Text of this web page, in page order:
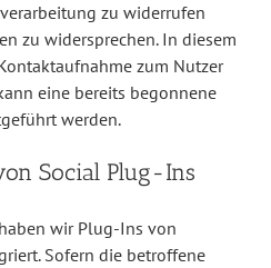
zu widerrufen
zu widersprechen. In diesem
zum Nutzer
eine bereits begonnene
werden.
Social Plug-Ins
wir Plug-Ins von
Sofern die betroffene